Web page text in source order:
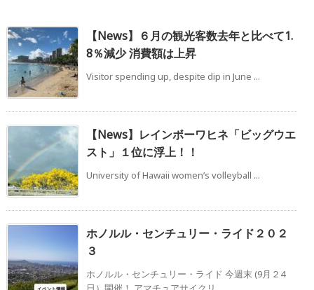
【News】６月の観光客数去年と比べて1.
8％減少 消費額は上昇
Visitor spending up, despite dip in June ...
【News】レインボーワヒネ「ビッグウエ
スト」１位に浮上！！
University of Hawaii women’s volleyball ...
ホノルル・センチュリー・ライド２０２
３
ホノルル・センチュリー・ライド 今週末 (9月２4